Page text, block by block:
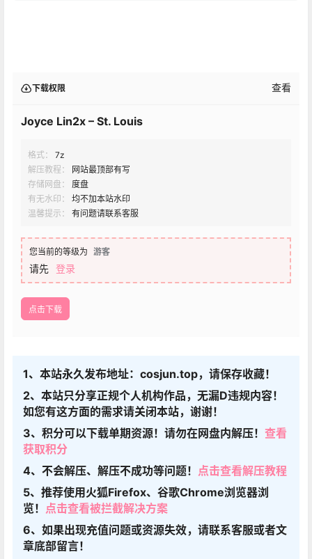
下载权限 查看
Joyce Lin2x – St. Louis
格式：
7z
解压教程：
网站最顶部有写
存储网盘：
度盘
有无水印：
均不加本站水印
温馨提示：
有问题请联系客服
您当前的等级为 游客
请先 登录
点击下载
1、本站永久发布地址：cosjun.top，请保存收藏！
2、本站只分享正规个人机构作品，无漏D违规内容！
如您有这方面的需求请关闭本站，谢谢！
3、积分可以下载单期资源！请勿在网盘内解压！ 查看
获取积分
4、不会解压、解压不成功等问题！ 点击查看解压教程
5、推荐使用火狐Firefox、谷歌Chrome浏览器浏
览！ 点击查看被拦截解决方案
6、如果出现充值问题或资源失效，请联系客服或者文
章底部留言！